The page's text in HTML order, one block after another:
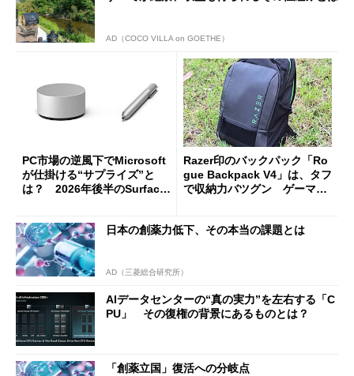
AD（COCO VILLA on GOETHE）
PC市場の逆風下でMicrosoft
が仕掛ける“サプライズ”と
は？ 2026年後半のSurface
Razer印のバックパック「Ro
gue Backpack V4」は、タフ
で収納力バツグン ゲーマー
日本の創薬力低下、その本当の課題とは
AD（三菱総合研究所）
AIデータセンターの“真の実力”を左右する「C
PU」 その復権の背景にあるものとは？
「創薬立国」復活への分岐点